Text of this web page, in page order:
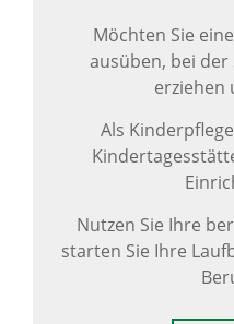
Möchten Sie
ausüben, bei
erziehen
Als
Nutzen Sie Ihre
starten Sie Ihre